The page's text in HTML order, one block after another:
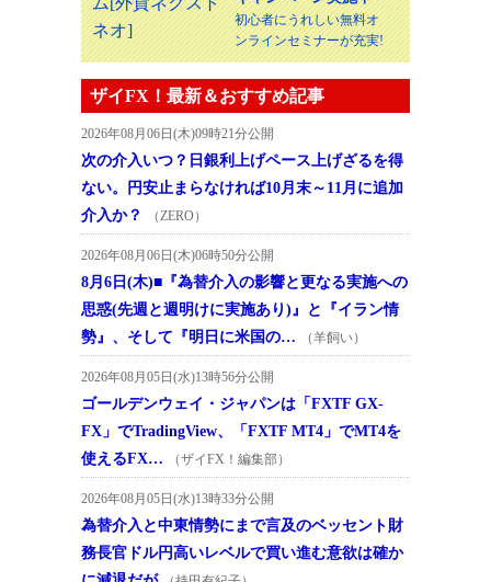
初心者にうれしい無料オ
ンラインセミナーが充実!
ザイFX！最新＆おすすめ記事
2026年08月06日(木)09時21分公開
次の介入いつ？日銀利上げペース上げざるを得
ない。円安止まらなければ10月末～11月に追加
介入か？
（ZERO）
2026年08月06日(木)06時50分公開
8月6日(木)■『為替介入の影響と更なる実施への
思惑(先週と週明けに実施あり)』と『イラン情
勢』、そして『明日に米国の…
（羊飼い）
2026年08月05日(水)13時56分公開
ゴールデンウェイ・ジャパンは「FXTF GX-
FX」でTradingView、「FXTF MT4」でMT4を
使えるFX…
（ザイFX！編集部）
2026年08月05日(水)13時33分公開
為替介入と中東情勢にまで言及のベッセント財
務長官ドル円高いレベルで買い進む意欲は確か